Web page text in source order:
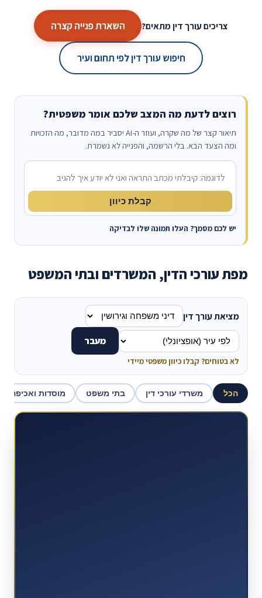
צריכים עורך דין מתאים? השארת פנייה קצרה
חיפוש עורך דין לפי תחום ועיר
רוצים לדעת מה המצב שלכם אומר משפטית?
תיאור קצר של מה שקרה, ועוזר ה-AI יסביר במה מדובר, מה הזכויות
ומה הצעד הבא. בלי הרשמה, והפנייה לא נשמרת.
מה קרה?
קבלת כיוון
יש לכם מסמך? העלו תמונה שלו לבדיקה
מפת עורכי הדין, המשרדים ובתי המשפט
מציאת עורך דין
מעבר
לא בטוחים? קבלו כיוון משפטי מיידי
הכל משרדי עורכי דין בתי משפט מוסדות ואכיפה